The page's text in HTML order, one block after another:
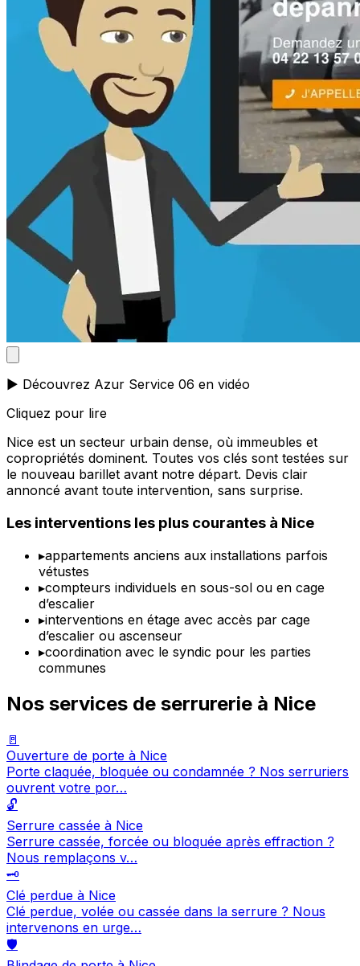
▶️ Découvrez Azur Service 06 en vidéo
Cliquez pour lire
Nice est un secteur urbain dense, où immeubles et
copropriétés dominent. Toutes vos clés sont testées sur
le nouveau barillet avant notre départ. Devis clair
annoncé avant toute intervention, sans surprise.
Les interventions les plus courantes à Nice
▸appartements anciens aux installations parfois
vétustes
▸compteurs individuels en sous-sol ou en cage
d’escalier
▸interventions en étage avec accès par cage
d’escalier ou ascenseur
▸coordination avec le syndic pour les parties
communes
Nos services de serrurerie à Nice
🚪
Ouverture de porte à Nice
Porte claquée, bloquée ou condamnée ? Nos serruriers
ouvrent votre por…
🔓
Serrure cassée à Nice
Serrure cassée, forcée ou bloquée après effraction ?
Nous remplaçons v…
🗝️
Clé perdue à Nice
Clé perdue, volée ou cassée dans la serrure ? Nous
intervenons en urge…
🛡️